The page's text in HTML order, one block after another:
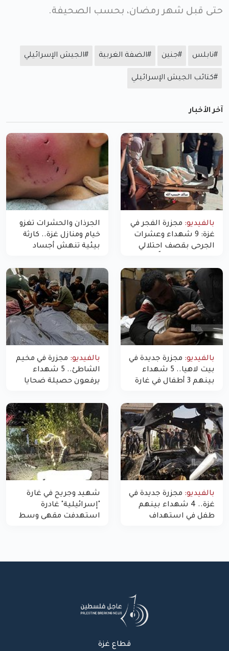
حتى قبل شهر رمضان، بحسب الصحيفة.
#نابلس #جنين #الضفة الغربية #الجيش الإسرائيلي
#كتائب الجيش الإسرائيلي
آخر الأخبار
بالفيديو: مجزرة الفجر في
غزة: 9 شهداء وعشرات
الجرحى بقصف احتلالي
الجرذان والحشرات تغزو
خيام ومنازل غزة.. كارثة
بيئية تنهش أجساد
بالفيديو: مجزرة جديدة في
بيت لاهيا.. 5 شهداء
بينهم 3 أطفال في غارة
غزة
بالفيديو: مجزرة في مخيم
الشاطئ.. 5 شهداء
يرفعون حصيلة ضحايا
بالفيديو: مجزرة جديدة في
غزة.. 4 شهداء بينهم
طفل في استهداف
شهيد وجريح في غارة
"إسرائيلية" غادرة
استهدفت مقهى وسط
قطاع غزة